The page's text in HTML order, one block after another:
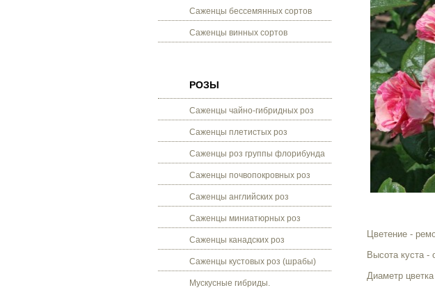
Саженцы бессемянных сортов
Саженцы винных сортов
РОЗЫ
Саженцы чайно-гибридных роз
Саженцы плетистых роз
Саженцы роз группы флорибунда
Саженцы почвопокровных роз
Саженцы английских роз
Саженцы миниатюрных роз
Саженцы канадских роз
Саженцы кустовых роз (шрабы)
Мускусные гибриды.
Цветение -
Высота куста -
Диаметр